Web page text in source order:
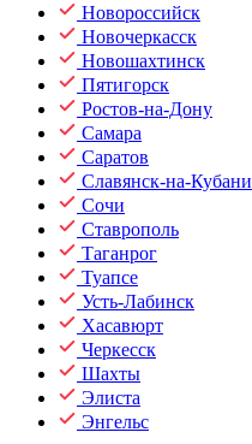
Новороссийск
Новочеркасск
Новошахтинск
Пятигорск
Ростов-на-Дону
Самара
Саратов
Славянск-на-Кубани
Сочи
Ставрополь
Таганрог
Туапсе
Усть-Лабинск
Хасавюрт
Черкесск
Шахты
Элиста
Энгельс